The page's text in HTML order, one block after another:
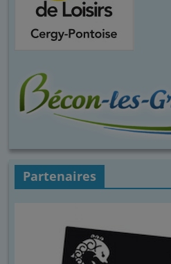
Partenaires